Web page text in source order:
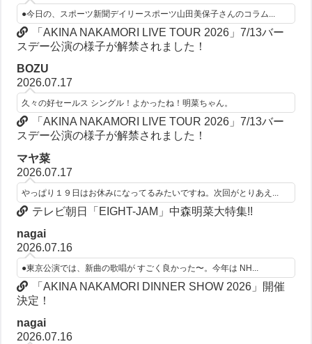
●今日の、スポーツ新聞デイリースポーツ山田美保子さんのコラム...
「AKINA NAKAMORI LIVE TOUR 2026」7/13バー
スデー公演の様子が解禁されました！
BOZU
2026.07.17
久々の好セールス シングル！よかったね！明菜ちゃん。
「AKINA NAKAMORI LIVE TOUR 2026」7/13バー
スデー公演の様子が解禁されました！
マヤ菜
2026.07.17
やっぱり１９日はお休みになってるみたいですね。次回がとりあえ...
テレビ朝日「EIGHT-JAM」中森明菜大特集!!
nagai
2026.07.16
●東京公演では、新曲の歌唱が すごく良かった〜。今年は NH...
「AKINA NAKAMORI DINNER SHOW 2026」開催
決定！
nagai
2026.07.16